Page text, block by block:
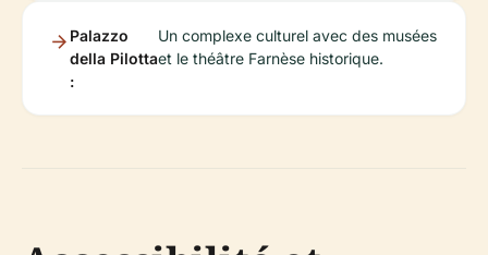
Palazzo
della Pilotta
:
Un complexe culturel avec des musées
et le théâtre Farnèse historique.